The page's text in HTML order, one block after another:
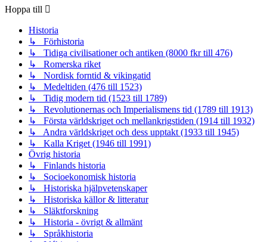
Hoppa till
Historia
↳ Förhistoria
↳ Tidiga civilisationer och antiken (8000 fkr till 476)
↳ Romerska riket
↳ Nordisk forntid & vikingatid
↳ Medeltiden (476 till 1523)
↳ Tidig modern tid (1523 till 1789)
↳ Revolutionernas och Imperialismens tid (1789 till 1913)
↳ Första världskriget och mellankrigstiden (1914 till 1932)
↳ Andra världskriget och dess upptakt (1933 till 1945)
↳ Kalla Kriget (1946 till 1991)
Övrig historia
↳ Finlands historia
↳ Socioekonomisk historia
↳ Historiska hjälpvetenskaper
↳ Historiska källor & litteratur
↳ Släktforskning
↳ Historia - övrigt & allmänt
↳ Språkhistoria